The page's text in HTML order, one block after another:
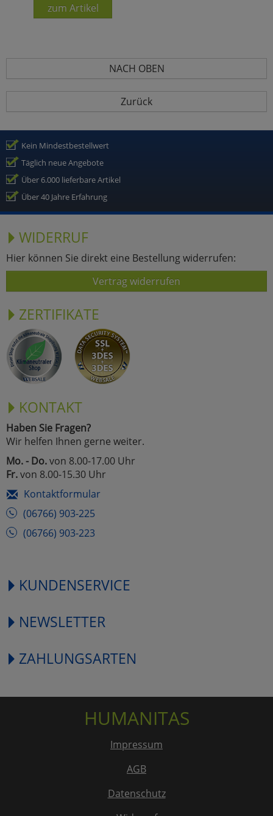
zum Artikel
NACH OBEN
Zurück
Kein Mindestbestellwert
Täglich neue Angebote
Über 6.000 lieferbare Artikel
Über 40 Jahre Erfahrung
WIDERRUF
Hier können Sie direkt eine Bestellung widerrufen:
Vertrag widerrufen
ZERTIFIKATE
KONTAKT
Haben Sie Fragen?
Wir helfen Ihnen gerne weiter.
Mo. - Do.von 8.00-17.00 Uhr
Fr.von 8.00-15.30 Uhr
Kontaktformular
(06766) 903-225
(06766) 903-223
KUNDENSERVICE
NEWSLETTER
ZAHLUNGSARTEN
HUMANITAS
Impressum
AGB
Datenschutz